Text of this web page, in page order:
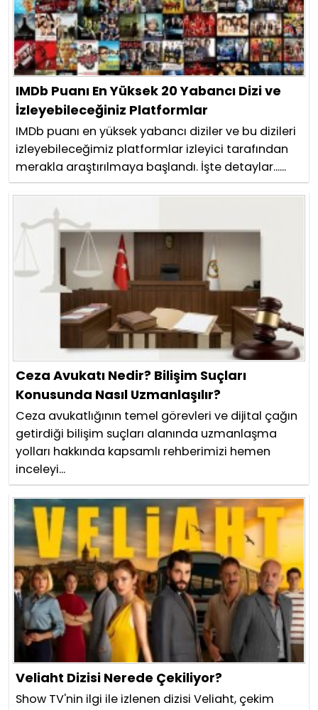
IMDb Puanı En Yüksek 20 Yabancı Dizi ve
İzleyebileceğiniz Platformlar
IMDb puanı en yüksek yabancı diziler ve bu dizileri
izleyebileceğimiz platformlar izleyici tarafından
merakla araştırılmaya başlandı. İşte detaylar......
Ceza Avukatı Nedir? Bilişim Suçları
Konusunda Nasıl Uzmanlaşılır?
Ceza avukatlığının temel görevleri ve dijital çağın
getirdiği bilişim suçları alanında uzmanlaşma
yolları hakkında kapsamlı rehberimizi hemen
inceleyi...
Veliaht Dizisi Nerede Çekiliyor?
Show TV'nin ilgi ile izlenen dizisi Veliaht, çekim